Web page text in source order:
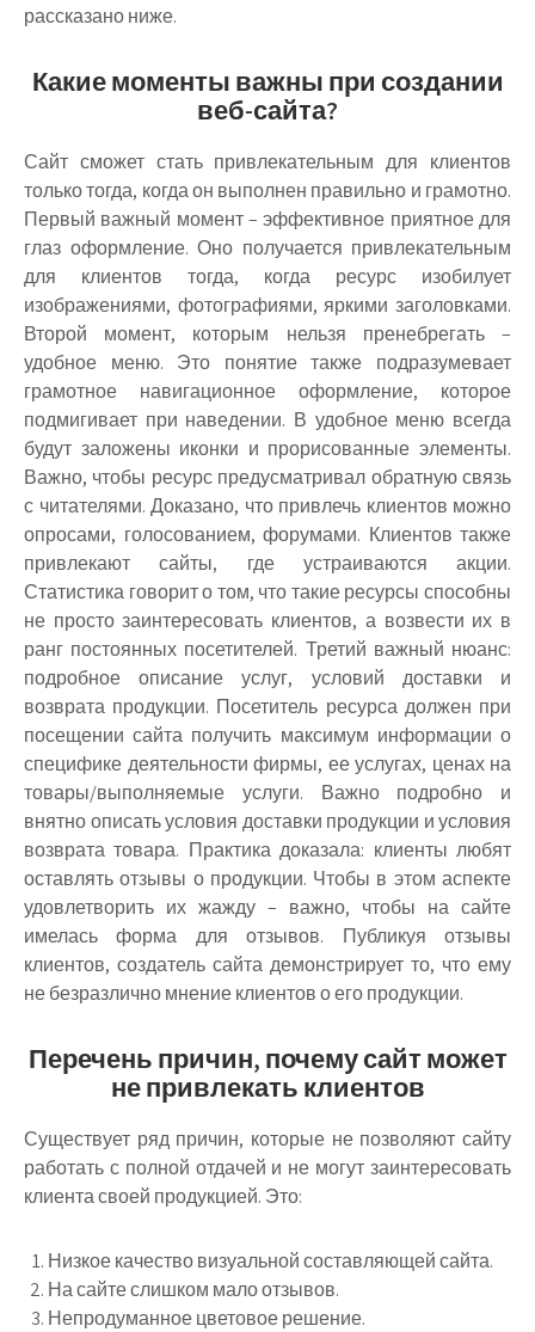
рассказано ниже.
Какие моменты важны при создании
веб-сайта?
Сайт сможет стать привлекательным для клиентов
только тогда, когда он выполнен правильно и грамотно.
Первый важный момент – эффективное приятное для
глаз оформление. Оно получается привлекательным
для клиентов тогда, когда ресурс изобилует
изображениями, фотографиями, яркими заголовками.
Второй момент, которым нельзя пренебрегать –
удобное меню. Это понятие также подразумевает
грамотное навигационное оформление, которое
подмигивает при наведении. В удобное меню всегда
будут заложены иконки и прорисованные элементы.
Важно, чтобы ресурс предусматривал обратную связь
с читателями. Доказано, что привлечь клиентов можно
опросами, голосованием, форумами. Клиентов также
привлекают сайты, где устраиваются акции.
Статистика говорит о том, что такие ресурсы способны
не просто заинтересовать клиентов, а возвести их в
ранг постоянных посетителей. Третий важный нюанс:
подробное описание услуг, условий доставки и
возврата продукции. Посетитель ресурса должен при
посещении сайта получить максимум информации о
специфике деятельности фирмы, ее услугах, ценах на
товары/выполняемые услуги. Важно подробно и
внятно описать условия доставки продукции и условия
возврата товара. Практика доказала: клиенты любят
оставлять отзывы о продукции. Чтобы в этом аспекте
удовлетворить их жажду – важно, чтобы на сайте
имелась форма для отзывов. Публикуя отзывы
клиентов, создатель сайта демонстрирует то, что ему
не безразлично мнение клиентов о его продукции.
Перечень причин, почему сайт может
не привлекать клиентов
Существует ряд причин, которые не позволяют сайту
работать с полной отдачей и не могут заинтересовать
клиента своей продукцией. Это:
Низкое качество визуальной составляющей сайта.
На сайте слишком мало отзывов.
Непродуманное цветовое решение.